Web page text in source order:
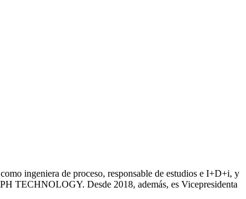
ingeniera de proceso, responsable de estudios e I+D+i, y
TECHNOLOGY. Desde 2018, además, es Vicepresidenta